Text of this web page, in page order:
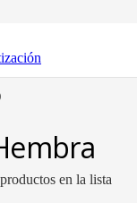
en la lista